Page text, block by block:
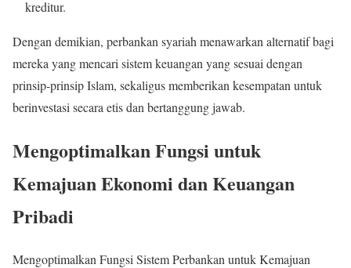
kreditur.
Dengan demikian, perbankan syariah menawarkan alternatif bagi
mereka yang mencari sistem keuangan yang sesuai dengan
prinsip-prinsip Islam, sekaligus memberikan kesempatan untuk
berinvestasi secara etis dan bertanggung jawab.
Mengoptimalkan Fungsi untuk
Kemajuan Ekonomi dan Keuangan
Pribadi
Mengoptimalkan Fungsi Sistem Perbankan untuk Kemajuan